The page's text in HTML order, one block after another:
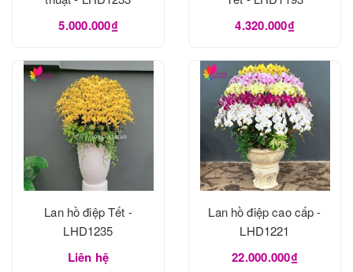
5.000.000₫ 4.320.000₫
Lan hồ điệp Tết -
LHD1235
Liên hệ
Lan hồ điệp cao cấp -
LHD1221
22.000.000₫